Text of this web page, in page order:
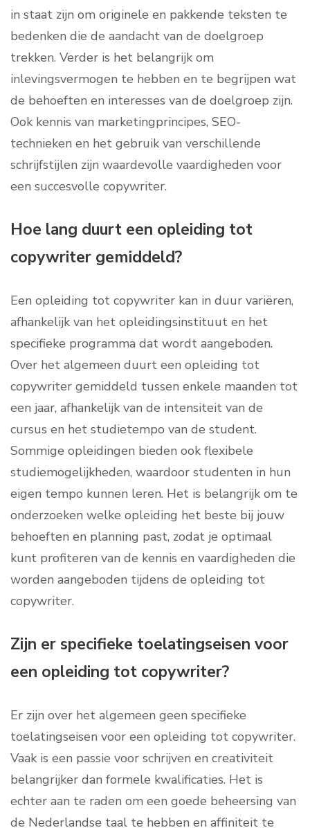
in staat zijn om originele en pakkende teksten te
bedenken die de aandacht van de doelgroep
trekken. Verder is het belangrijk om
inlevingsvermogen te hebben en te begrijpen wat
de behoeften en interesses van de doelgroep zijn.
Ook kennis van marketingprincipes, SEO-
technieken en het gebruik van verschillende
schrijfstijlen zijn waardevolle vaardigheden voor
een succesvolle copywriter.
Hoe lang duurt een opleiding tot
copywriter gemiddeld?
Een opleiding tot copywriter kan in duur variëren,
afhankelijk van het opleidingsinstituut en het
specifieke programma dat wordt aangeboden.
Over het algemeen duurt een opleiding tot
copywriter gemiddeld tussen enkele maanden tot
een jaar, afhankelijk van de intensiteit van de
cursus en het studietempo van de student.
Sommige opleidingen bieden ook flexibele
studiemogelijkheden, waardoor studenten in hun
eigen tempo kunnen leren. Het is belangrijk om te
onderzoeken welke opleiding het beste bij jouw
behoeften en planning past, zodat je optimaal
kunt profiteren van de kennis en vaardigheden die
worden aangeboden tijdens de opleiding tot
copywriter.
Zijn er specifieke toelatingseisen voor
een opleiding tot copywriter?
Er zijn over het algemeen geen specifieke
toelatingseisen voor een opleiding tot copywriter.
Vaak is een passie voor schrijven en creativiteit
belangrijker dan formele kwalificaties. Het is
echter aan te raden om een goede beheersing van
de Nederlandse taal te hebben en affiniteit te